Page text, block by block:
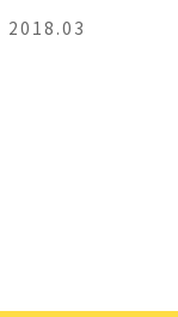
2018.03